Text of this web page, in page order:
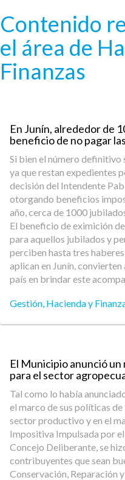
Contenido
el área de
Finanzas
En Junín, alrededor de
beneficio de no pagar
Si bien el número definitivo
ya que restan expedientes
decisión del Intendente
otorgando beneficios
año, cerca de 1000
El beneficio de eximición
para aquellos jubilados y
perciben hasta tres
aplican en Junín, convierten
país en brindar este
Gestión, Hacienda y
El Municipio anunció
para el sector
Tal como lo había
el marco de sus políticas
sector productivo y en el
Impositiva Impulsada por
Concejo Deliberante, se
contribuyentes que sean
Conservación, Reparación